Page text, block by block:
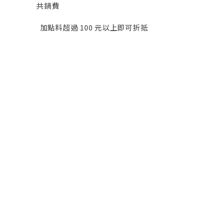
共鍋費
加點料超過 100 元以上即可折抵